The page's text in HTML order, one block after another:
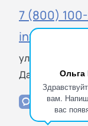
Ольга
вам.
вас
7 (800)
ул.
Дагестан,